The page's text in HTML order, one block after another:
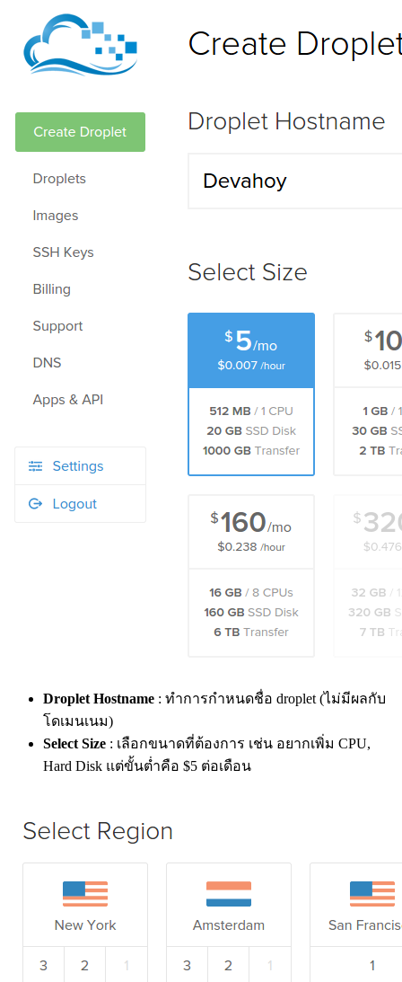
Droplet Hostname : ทำการกำหนดชื่อ droplet (ไม่มีผลกับ
โดเมนเนม)
Select Size : เลือกขนาดที่ต้องการ เช่น อยากเพิ่ม CPU,
Hard Disk แต่ขั้นต่ำคือ $5 ต่อเดือน